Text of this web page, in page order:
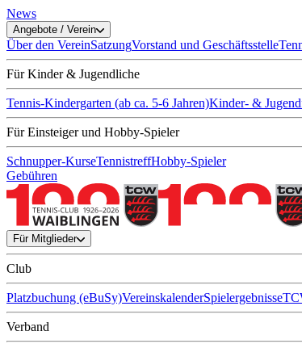
News
Angebote / Verein
Über den VereinSatzungVorstand und Geschäftsstelle
Für Kinder & Jugendliche
Tennis-Kindergarten (ab ca. 5-6 Jahren)Kinder- &
Für Einsteiger und Hobby-Spieler
Schnupper-KurseTennistreffHobby-Spieler
Gebühren
Für Mitglieder
Club
Platzbuchung (eBuSy)VereinskalenderSpielergebnisse
Verband